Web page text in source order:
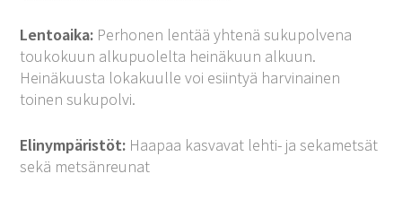
Lentoaika: Perhonen lentää yhtenä sukupolvena
toukokuun alkupuolelta heinäkuun alkuun.
Heinäkuusta lokakuulle voi esiintyä harvinainen
toinen sukupolvi.
Elinympäristöt: Haapaa kasvavat lehti- ja sekametsät
sekä metsänreunat